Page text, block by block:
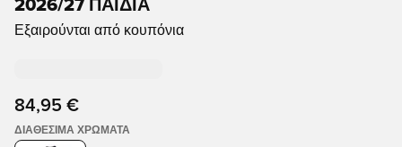
2026/27 ΠΑΙΔΙΆ
Εξαιρούνται από κουπόνια
84,95 €
ΔΙΑΘΈΣΙΜΑ ΧΡΏΜΑΤΑ